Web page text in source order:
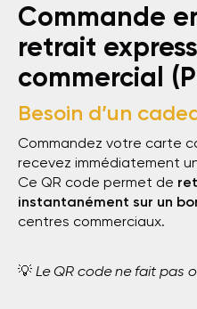
Commande
retrait
commercial
Besoin d’un
Commandez votre carte
recevez immédiatement
Ce QR code permet de
instantanément sur un
centres commerciaux.
💡 Le QR code ne fait pas